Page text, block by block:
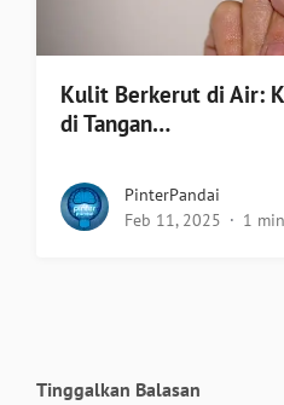
Kulit Berkerut di Air:
di Tangan…
PinterPandai
Feb 11, 2025
1
Tinggalkan Balasan